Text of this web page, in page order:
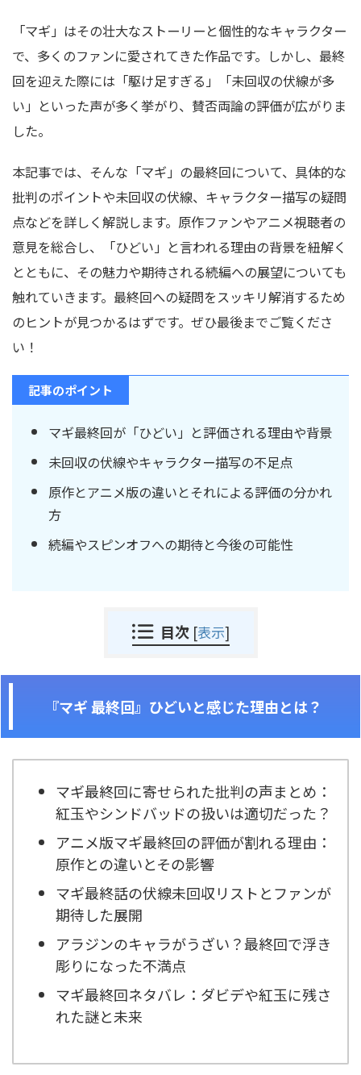
「マギ」はその壮大なストーリーと個性的なキャラクター
で、多くのファンに愛されてきた作品です。しかし、最終
回を迎えた際には「駆け足すぎる」「未回収の伏線が多
い」といった声が多く挙がり、賛否両論の評価が広がりま
した。
本記事では、そんな「マギ」の最終回について、具体的な
批判のポイントや未回収の伏線、キャラクター描写の疑問
点などを詳しく解説します。原作ファンやアニメ視聴者の
意見を総合し、「ひどい」と言われる理由の背景を紐解く
とともに、その魅力や期待される続編への展望についても
触れていきます。最終回への疑問をスッキリ解消するため
のヒントが見つかるはずです。ぜひ最後までご覧くださ
い！
記事のポイント
マギ最終回が「ひどい」と評価される理由や背景
未回収の伏線やキャラクター描写の不足点
原作とアニメ版の違いとそれによる評価の分かれ
方
続編やスピンオフへの期待と今後の可能性
目次 [表示]
『マギ 最終回』ひどいと感じた理由とは？
マギ最終回に寄せられた批判の声まとめ：
紅玉やシンドバッドの扱いは適切だった？
アニメ版マギ最終回の評価が割れる理由：
原作との違いとその影響
マギ最終話の伏線未回収リストとファンが
期待した展開
アラジンのキャラがうざい？最終回で浮き
彫りになった不満点
マギ最終回ネタバレ：ダビデや紅玉に残さ
れた謎と未来